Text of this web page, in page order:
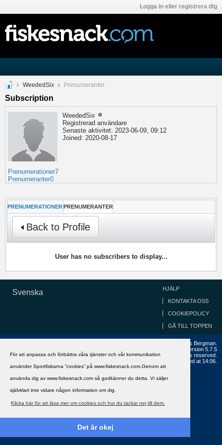
För att anpassa och förbättra våra tjänster och vår kommunikation
använder Sportfiskarna ”cookies” på www.fiskesnack.com.Genom att
använda dig av www.fiskesnack.com så godkänner du detta. Vi säljer
självklart inte vidare någon information om dig.
Klicka här för att läsa mer om cookies och hur du tackar nej till dem.
Det är okej
Logga in eller registrera dig
WeededSix Prenumeranter
Subscription
WeededSix
Registrerad användare
Senaste aktivitet: 2023-06-09, 09:12
Joined: 2020-08-17
Prenumerationer7
Prenumeranter0
PRENUMERATIONER PRENUMERANTER
Back to Profile
User has no subscribers to display...
Svenska HJÄLP
KONTAKTA OSS
COOKIEPOLICY
GÅ TILL TOPPEN
Copyright ©2002 - 2021, FiskeSnack.com. Grundad 2002 av Anders Bergman.
Version 5.7.5
Copyright © 2026 MH Sub I, LLC dba vBulletin. All rights reserved.
All times are GMT+1. This page was generated at 14:06.